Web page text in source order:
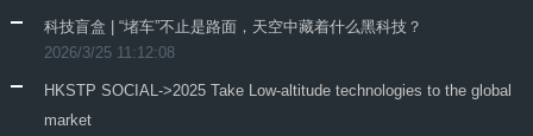
科技盲盒 | “堵车”不止是路面，天空中藏着什么黑科技？
2026/3/25 11:12:08
HKSTP SOCIAL->2025 Take Low-altitude technologies to the global
market